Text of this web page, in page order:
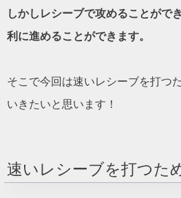
しかしレシーブで攻めることがで
利に進めることができます。
そこで今回は速いレシーブを打つ
いきたいと思います！
速いレシーブを打つた